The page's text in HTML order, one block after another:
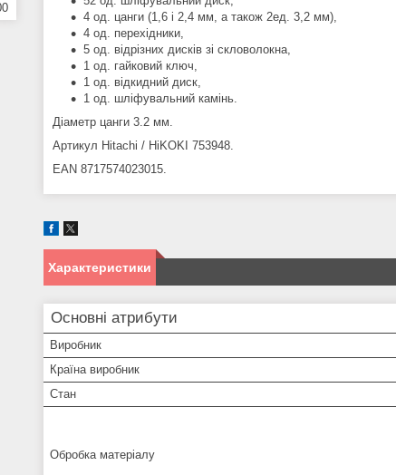
4 од. цанги (1,6 і 2,4 мм, а також 2ед. 3,2 мм),
4 од. перехідники,
5 од. відрізних дисків зі скловолокна,
1 од. гайковий ключ,
1 од. відкидний диск,
1 од. шліфувальний камінь.
Діаметр цанги 3.2 мм.
Артикул Hitachi / HiKOKI 753948.
EAN 8717574023015.
Характеристики
Основні атрибути
Виробник
Країна виробник
Стан
Обробка матеріалу